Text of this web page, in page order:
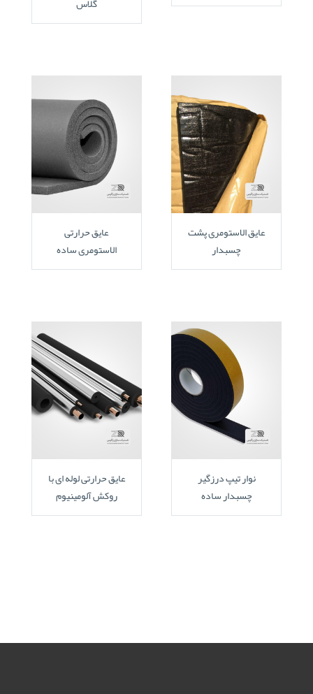
عایق الاستومری پشت
چسبدار
عایق حرارتی
الاستومری ساده
نوار تیپ درزگیر
چسبدار ساده
عایق حرارتی لوله ای با
روکش آلومینیوم